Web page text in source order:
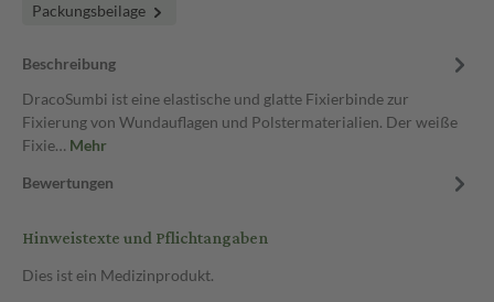
Packungsbeilage
Beschreibung
DracoSumbi ist eine elastische und glatte Fixierbinde zur
Fixierung von Wundauflagen und Polstermaterialien. Der weiße
Fixie… Mehr
Bewertungen
Hinweistexte und Pflichtangaben
Dies ist ein Medizinprodukt.